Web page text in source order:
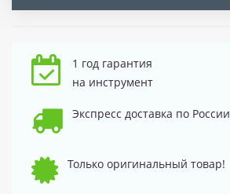
1 год гарантия
на инструмент
Экспресс доставка по России
Только оригинальный товар!